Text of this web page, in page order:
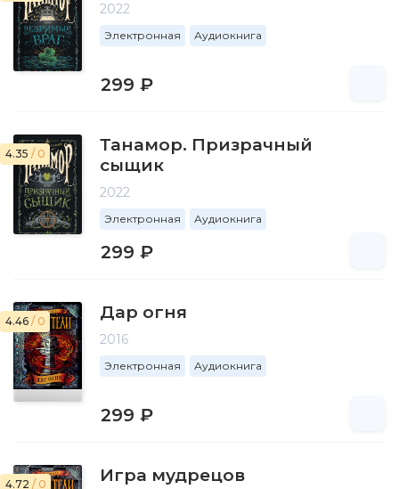
2022
Электронная Аудиокнига
299 ₽
4.35 / 0
Танамор. Призрачный
сыщик
2022
Электронная Аудиокнига
299 ₽
4.46 / 0 Дар огня
2016
Электронная Аудиокнига
299 ₽
4.72 / 0 Игра мудрецов